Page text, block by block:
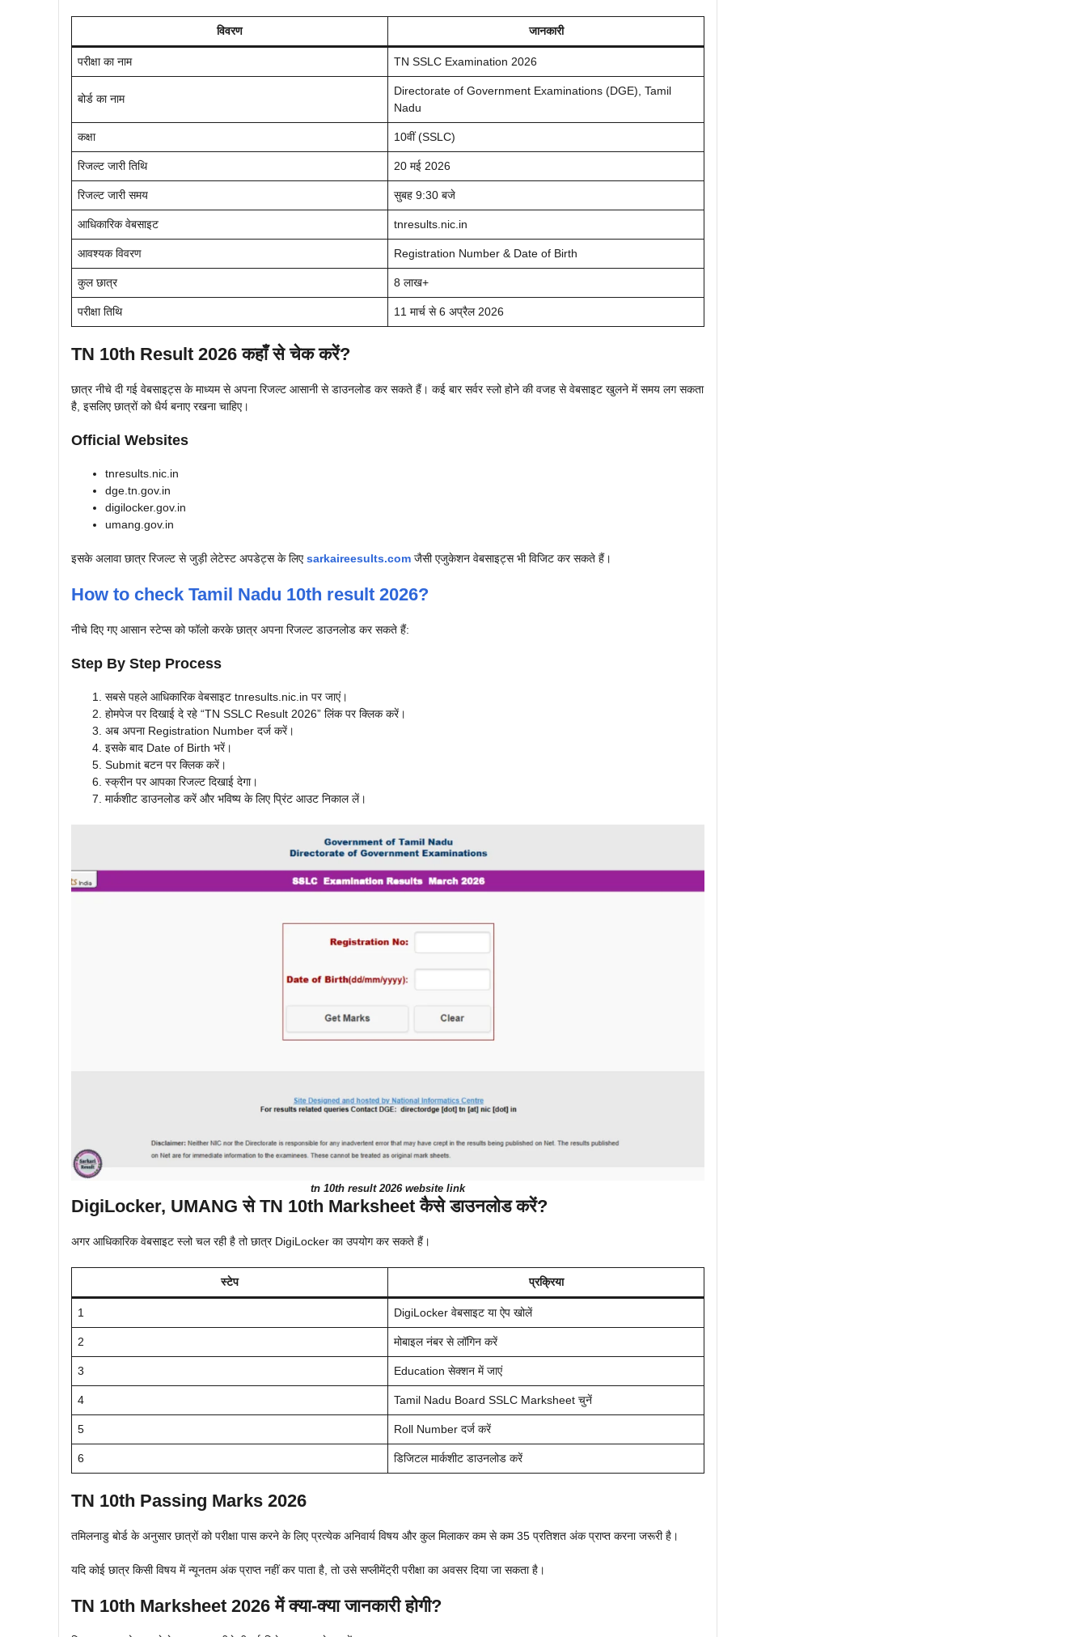
विवरण जानकारी
परीक्षा का नाम TN SSLC Examination 2026
बोर्ड का नाम
Directorate of Government Examinations (DGE), Tamil
Nadu
कक्षा 10वीं (SSLC)
रिजल्ट जारी तिथि 20 मई 2026
रिजल्ट जारी समय सुबह 9:30 बजे
आधिकारिक वेबसाइट tnresults.nic.in
आवश्यक विवरण Registration Number & Date of Birth
कुल छात्र 8 लाख+
परीक्षा तिथि 11 मार्च से 6 अप्रैल 2026
TN 10th Result 2026 कहाँ से चेक करें?
छात्र नीचे दी गई वेबसाइट्स के माध्यम से अपना रिजल्ट आसानी से डाउनलोड कर सकते हैं। कई बार सर्वर स्लो होने की वजह से वेबसाइट खुलने में समय लग सकता
है, इसलिए छात्रों को धैर्य बनाए रखना चाहिए।
Official Websites
tnresults.nic.in
dge.tn.gov.in
digilocker.gov.in
umang.gov.in
इसके अलावा छात्र रिजल्ट से जुड़ी लेटेस्ट अपडेट्स के लिएsarkaireesults.com जैसी एजुकेशन वेबसाइट्स भी विजिट कर सकते हैं।
How to check Tamil Nadu 10th result 2026?
नीचे दिए गए आसान स्टेप्स को फॉलो करके छात्र अपना रिजल्ट डाउनलोड कर सकते हैं:
Step By Step Process
सबसे पहले आधिकारिक वेबसाइट tnresults.nic.in पर जाएं।
होमपेज पर दिखाई दे रहे “TN SSLC Result 2026” लिंक पर क्लिक करें।
अब अपना Registration Number दर्ज करें।
इसके बाद Date of Birth भरें।
Submit बटन पर क्लिक करें।
स्क्रीन पर आपका रिजल्ट दिखाई देगा।
मार्कशीट डाउनलोड करें और भविष्य के लिए प्रिंट आउट निकाल लें।
tn 10th result 2026 website link
DigiLocker, UMANG से TN 10th Marksheet कैसे डाउनलोड करें?
अगर आधिकारिक वेबसाइट स्लो चल रही है तो छात्र DigiLocker का उपयोग कर सकते हैं।
स्टेप प्रक्रिया
1 DigiLocker वेबसाइट या ऐप खोलें
2 मोबाइल नंबर से लॉगिन करें
3 Education सेक्शन में जाएं
4 Tamil Nadu Board SSLC Marksheet चुनें
5 Roll Number दर्ज करें
6 डिजिटल मार्कशीट डाउनलोड करें
TN 10th Passing Marks 2026
तमिलनाडु बोर्ड के अनुसार छात्रों को परीक्षा पास करने के लिए प्रत्येक अनिवार्य विषय और कुल मिलाकर कम से कम 35 प्रतिशत अंक प्राप्त करना जरूरी है।
यदि कोई छात्र किसी विषय में न्यूनतम अंक प्राप्त नहीं कर पाता है, तो उसे सप्लीमेंट्री परीक्षा का अवसर दिया जा सकता है।
TN 10th Marksheet 2026 में क्या-क्या जानकारी होगी?